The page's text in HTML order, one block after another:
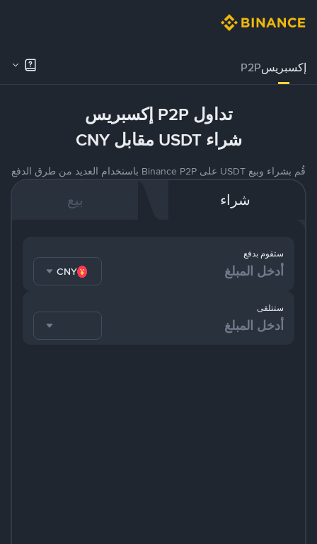
إكسبريسP2P
تداول P2P إكسبريس
شراء USDT مقابل CNY
قُم بشراء وبيع USDT على Binance P2P باستخدام العديد من طرق الدفع
شراء بيع
ستقوم بدفع
CNY
ستتلقى